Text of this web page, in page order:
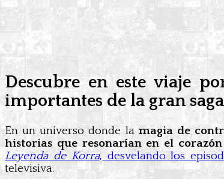
Descubre en este viaje
importantes de la gran
En un universo donde la magia de
historias que resonarían en el
Leyenda de Korra, desvelando los
televisiva.